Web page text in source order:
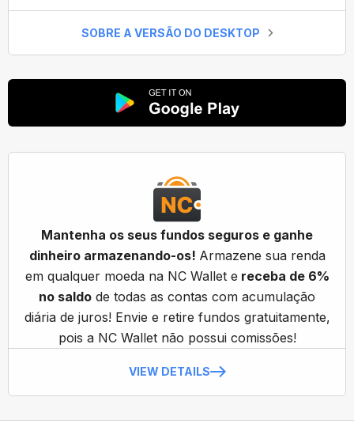
SOBRE A VERSÃO DO DESKTOP
Mantenha os seus fundos seguros e ganhe
dinheiro armazenando-os! Armazene sua renda
em qualquer moeda na NC Wallet e receba de 6%
no saldo de todas as contas com acumulação
diária de juros! Envie e retire fundos gratuitamente,
pois a NC Wallet não possui comissões!
VIEW DETAILS